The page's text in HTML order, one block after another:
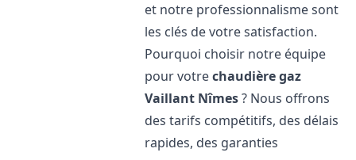
et notre professionnalisme sont
les clés de votre satisfaction.
Pourquoi choisir notre équipe
pour votrechaudière gaz
Vaillant Nîmes? Nous offrons
des tarifs compétitifs, des délais
rapides, des garanties